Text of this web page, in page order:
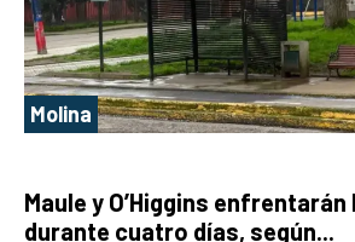
Molina
Maule y O’Higgins enfrentarán
durante cuatro días, según...